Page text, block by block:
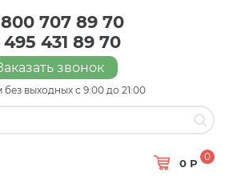
707 89 70
495 431 89 70
звонок
без выходных с 9:00 до 21:00
0 Р
0